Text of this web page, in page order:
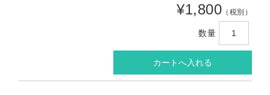
¥1,800 （税別）
数量